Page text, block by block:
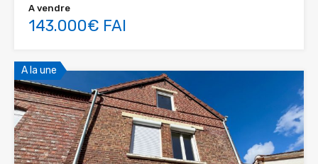
A vendre
143.000€ FAI
A la une